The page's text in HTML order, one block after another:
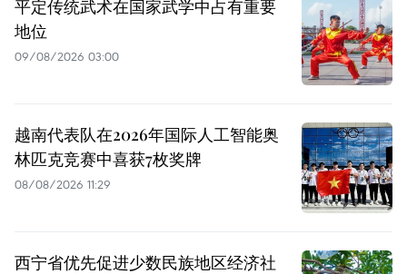
平定传统武术在国家武学中占有重要
地位
09/08/2026 03:00
越南代表队在2026年国际人工智能奥
林匹克竞赛中喜获7枚奖牌
08/08/2026 11:29
西宁省优先促进少数民族地区经济社